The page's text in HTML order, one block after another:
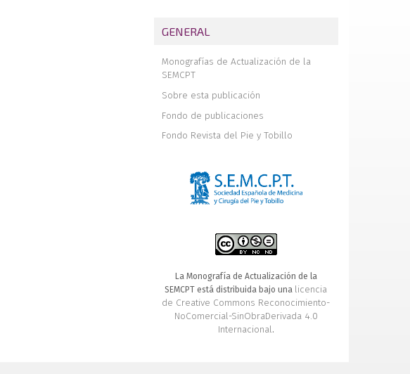
GENERAL
Monografías de Actualización de la
SEMCPT
Sobre esta publicación
Fondo de publicaciones
Fondo Revista del Pie y Tobillo
La Monografía de Actualización de la
SEMCPT está distribuida bajo una licencia
de Creative Commons Reconocimiento-
NoComercial-SinObraDerivada 4.0
Internacional.